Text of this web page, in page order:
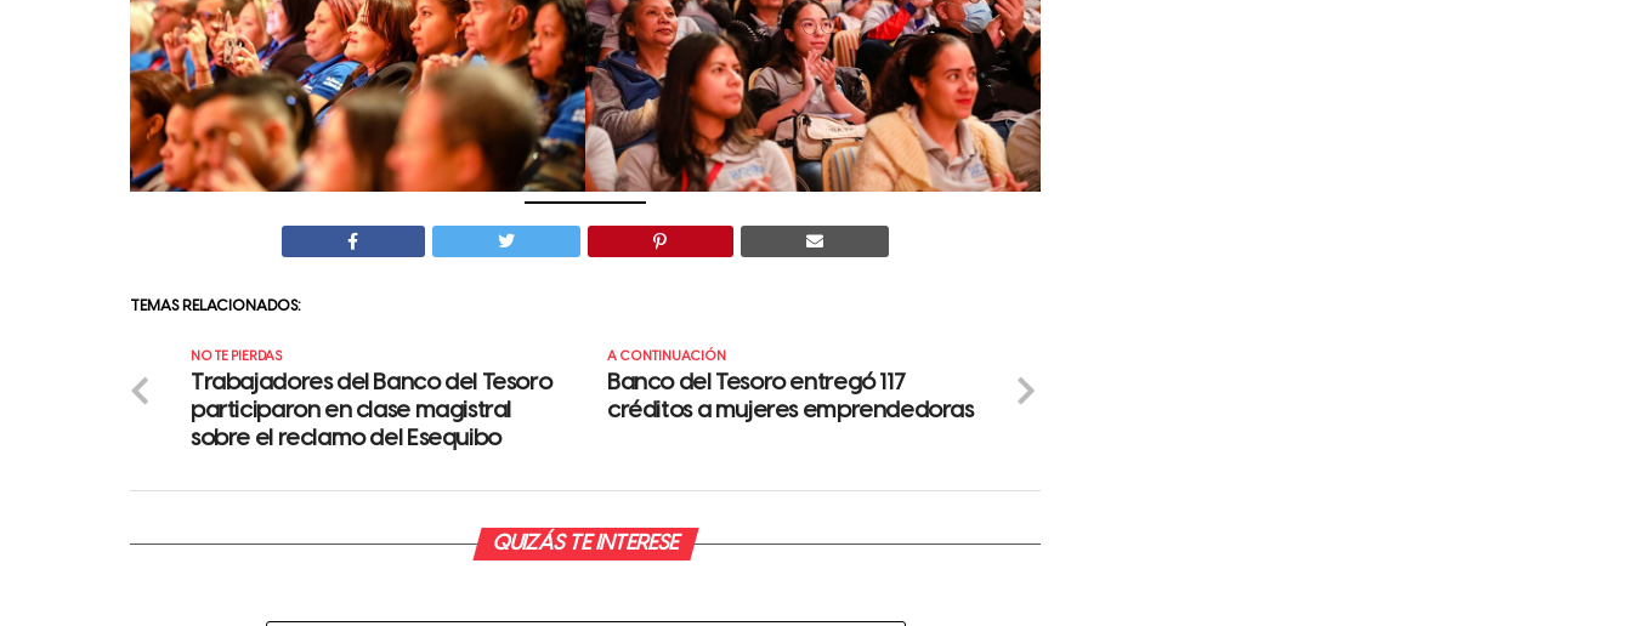
TEMAS RELACIONADOS:
A CONTINUACIÓN
Banco del Tesoro entregó 117
créditos a mujeres emprendedoras
NO TE PIERDAS
Trabajadores del Banco del Tesoro
participaron en clase magistral
sobre el reclamo del Esequibo
QUIZÁS TE INTERESE